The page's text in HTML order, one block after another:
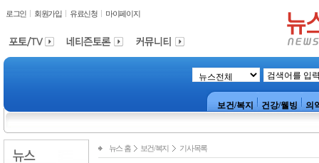
로그인 회원가입 유료신청 마이페이지
보건/복지 건강/웰빙 의
뉴스 홈 보건/복지 기사목록